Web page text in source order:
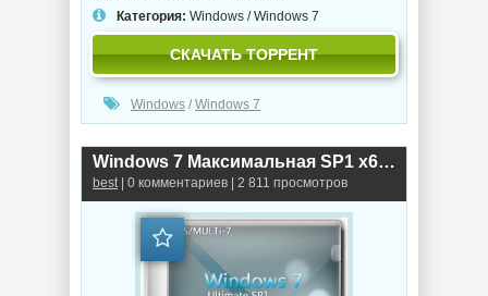
Категория: Windows /Windows 7
СКАЧАТЬ ТОРРЕНТ
Windows / Windows 7
Windows 7 Максимальная SP1 x64 3in1 OEM March 2020 by Generation2
best| 0 комментариев | 2 811 просмотров